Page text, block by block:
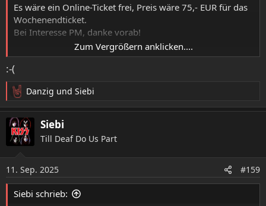
Es wäre ein Online-Ticket frei, Preis wäre 75,- EUR für das
Wochenendticket.
Bei Interesse PM, danke vorab!
P.S.: Im Hotel Igel ist das Zimmer im Internet freigegeben
(Do - So hatte ich gebucht). Besser ist bei Interesse, gleich
Zum Vergrößern anklicken....
:-(
R
e
a
k
t
n
e
n
Danzig und Siebi
Siebi
Till Deaf Do Us Part
11. Sep. 2025 #159
Siebi schrieb: